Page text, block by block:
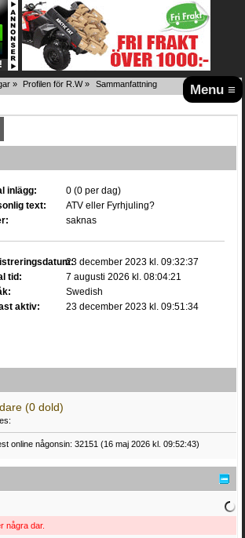
Menu ≡
» Profilen för R.W» Sammanfattning
inlägg:
0 (0 per dag)
text:
ATV eller Fyrhjuling?
saknas
23 december 2023 kl. 09:32:37
tid:
7 augusti 2026 kl. 08:04:21
Swedish
aktiv:
23 december 2023 kl. 09:51:34
(0 dold)
online någonsin: 32151 (16 maj 2026 kl. 09:52:43)
några dar.